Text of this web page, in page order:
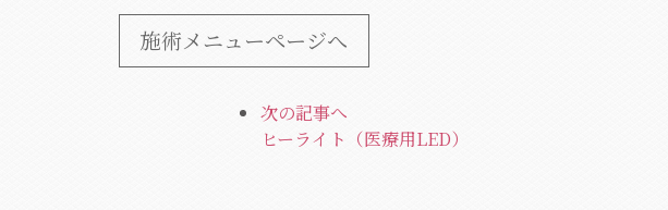
施術メニューページへ
次の記事へ
ヒーライト（医療用LED）